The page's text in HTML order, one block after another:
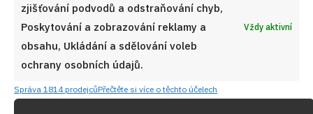
zjišťování podvodů a odstraňování chyb,
Poskytování a zobrazování reklamy a
obsahu, Ukládání a sdělování voleb
ochrany osobních údajů.
Vždy aktivní
Správa 1814 prodejcůPřečtěte si více o těchto účelech